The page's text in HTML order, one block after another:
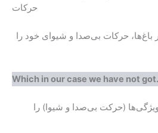
حرکات
باغ‌ها، حرکات بی‌صدا و شیوای خود را
Which in our case we have not got.
(حرکت بی‌صدا و شیوا) را